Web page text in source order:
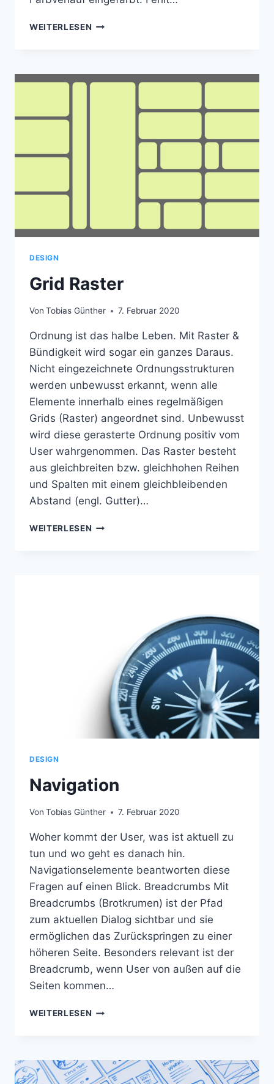
WEITERLESEN WEISSRAUM
DESIGN
Grid Raster
Von Tobias Günther 7. Februar 2020
Ordnung ist das halbe Leben. Mit Raster &
Bündigkeit wird sogar ein ganzes Daraus.
Nicht eingezeichnete Ordnungsstrukturen
werden unbewusst erkannt, wenn alle
Elemente innerhalb eines regelmäßigen
Grids (Raster) angeordnet sind. Unbewusst
wird diese gerasterte Ordnung positiv vom
User wahrgenommen. Das Raster besteht
aus gleichbreiten bzw. gleichhohen Reihen
und Spalten mit einem gleichbleibenden
Abstand (engl. Gutter)…
WEITERLESEN GRID
DESIGN
Navigation
Von Tobias Günther 7. Februar 2020
Woher kommt der User, was ist aktuell zu
tun und wo geht es danach hin.
Navigationselemente beantworten diese
Fragen auf einen Blick. Breadcrumbs Mit
Breadcrumbs (Brotkrumen) ist der Pfad
zum aktuellen Dialog sichtbar und sie
ermöglichen das Zurückspringen zu einer
höheren Seite. Besonders relevant ist der
Breadcrumb, wenn User von außen auf die
Seiten kommen…
WEITERLESEN NAVIGATION